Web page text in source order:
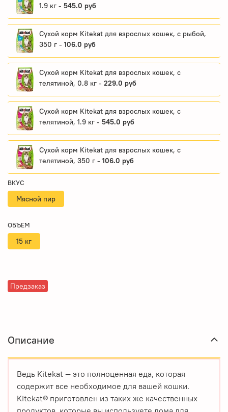
Предзаказ
1.9 кг - 545.0 руб
Сухой корм Kitekat для взрослых кошек, с рыбой,
350 г - 106.0 руб
Сухой корм Kitekat для взрослых кошек, с
телятиной, 0.8 кг - 229.0 руб
Сухой корм Kitekat для взрослых кошек, с
телятиной, 1.9 кг - 545.0 руб
Сухой корм Kitekat для взрослых кошек, с
телятиной, 350 г - 106.0 руб
ВКУС
Мясной пир
ОБЪЕМ
15 кг
Описание
Ведь Kitekat — это полноценная еда, которая
содержит все необходимое для вашей кошки.
Kitekat® приготовлен из таких же качественных